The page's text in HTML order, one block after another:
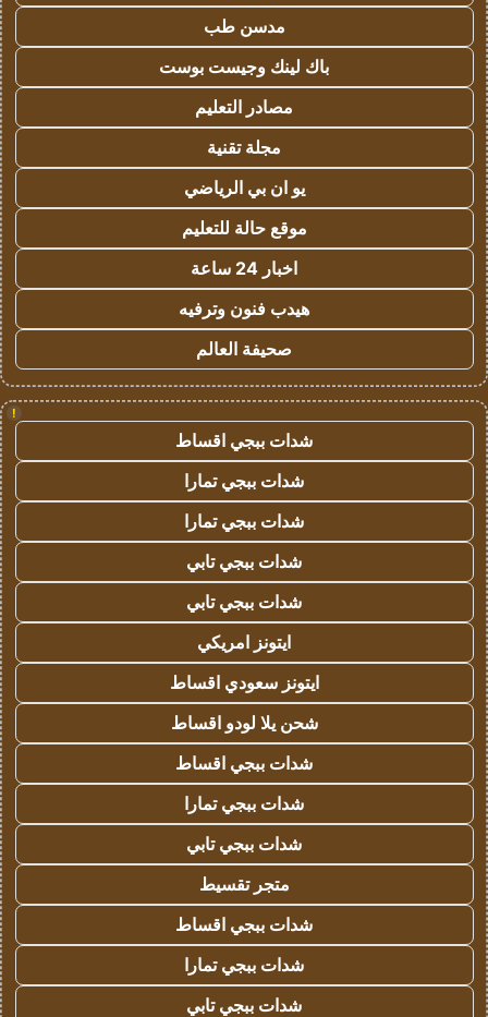
مدسن طب
باك لينك وجيست بوست
مصادر التعليم
مجلة تقنية
يو ان بي الرياضي
موقع حالة للتعليم
اخبار 24 ساعة
هيدب فنون وترفيه
صحيفة العالم
!
شدات ببجي اقساط
شدات ببجي تمارا
شدات ببجي تمارا
شدات ببجي تابي
شدات ببجي تابي
ايتونز امريكي
ايتونز سعودي اقساط
شحن يلا لودو اقساط
شدات ببجي اقساط
شدات ببجي تمارا
شدات ببجي تابي
متجر تقسيط
شدات ببجي اقساط
شدات ببجي تمارا
شدات ببجي تابي